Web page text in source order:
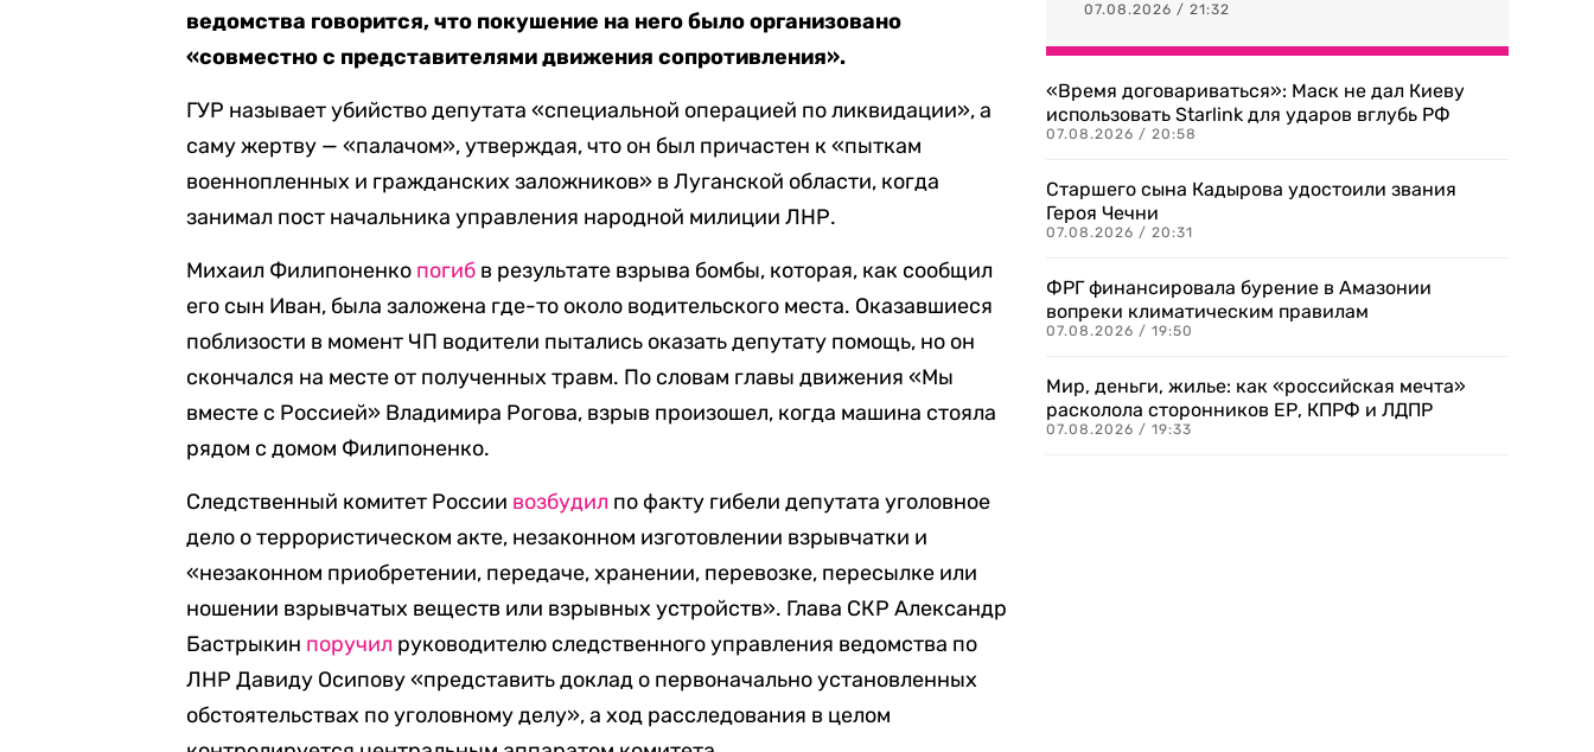
ведомства говорится, что покушение на него было организовано
«совместно с представителями движения сопротивления».
ГУР называет убийство депутата «специальной операцией по ликвидации», а
саму жертву — «палачом», утверждая, что он был причастен к «пыткам
военнопленных и гражданских заложников» в Луганской области, когда
занимал пост начальника управления народной милиции ЛНР.
Михаил Филипоненко погиб в результате взрыва бомбы, которая, как сообщил
его сын Иван, была заложена где-то около водительского места. Оказавшиеся
поблизости в момент ЧП водители пытались оказать депутату помощь, но он
скончался на месте от полученных травм. По словам главы движения «Мы
вместе с Россией» Владимира Рогова, взрыв произошел, когда машина стояла
рядом с домом Филипоненко.
Следственный комитет России возбудил по факту гибели депутата уголовное
дело о террористическом акте, незаконном изготовлении взрывчатки и
«незаконном приобретении, передаче, хранении, перевозке, пересылке или
ношении взрывчатых веществ или взрывных устройств». Глава СКР Александр
Бастрыкин поручил руководителю следственного управления ведомства по
ЛНР Давиду Осипову «представить доклад о первоначально установленных
обстоятельствах по уголовному делу», а ход расследования в целом
07.08.2026 / 21:32
«Время договариваться»: Маск не дал Киеву
использовать Starlink для ударов вглубь РФ
07.08.2026 / 20:58
Старшего сына Кадырова удостоили звания
Героя Чечни
07.08.2026 / 20:31
ФРГ финансировала бурение в Амазонии
вопреки климатическим правилам
07.08.2026 / 19:50
Мир, деньги, жилье: как «российская мечта»
расколола сторонников ЕР, КПРФ и ЛДПР
07.08.2026 / 19:33